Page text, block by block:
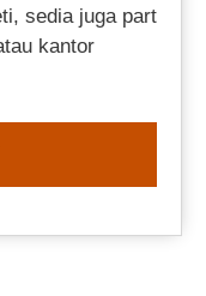
sedia juga part
kantor